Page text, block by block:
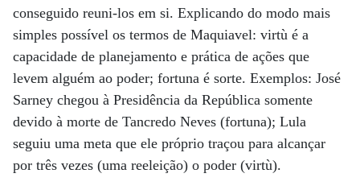
conseguido reuni-los em si. Explicando do modo mais
simples possível os termos de Maquiavel: virtù é a
capacidade de planejamento e prática de ações que
levem alguém ao poder; fortuna é sorte. Exemplos: José
Sarney chegou à Presidência da República somente
devido à morte de Tancredo Neves (fortuna); Lula
seguiu uma meta que ele próprio traçou para alcançar
por três vezes (uma reeleição) o poder (virtù).